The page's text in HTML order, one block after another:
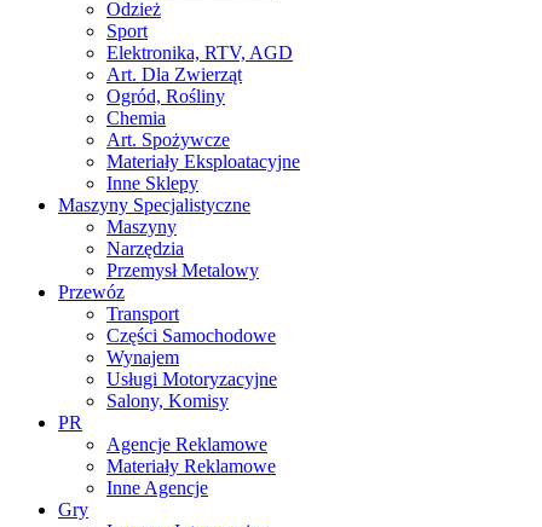
Odzież
Sport
Elektronika, RTV, AGD
Art. Dla Zwierząt
Ogród, Rośliny
Chemia
Art. Spożywcze
Materiały Eksploatacyjne
Inne Sklepy
Maszyny Specjalistyczne
Maszyny
Narzędzia
Przemysł Metalowy
Przewóz
Transport
Części Samochodowe
Wynajem
Usługi Motoryzacyjne
Salony, Komisy
PR
Agencje Reklamowe
Materiały Reklamowe
Inne Agencje
Gry